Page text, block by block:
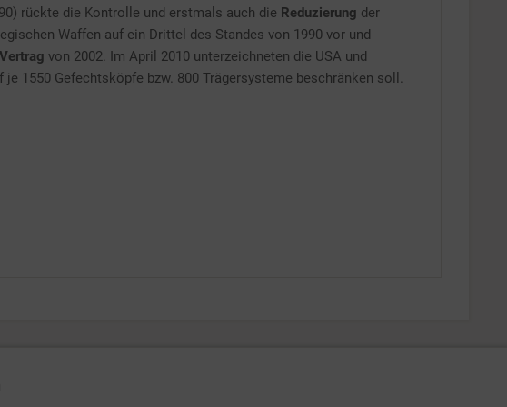
rückte die Kontrolle und erstmals auch die Reduzierung der
Waffen auf ein Drittel des Standes von 1990 vor und
von 2002. Im April 2010 unterzeichneten die USA und
1550 Gefechtsköpfe bzw. 800 Trägersysteme beschränken soll.